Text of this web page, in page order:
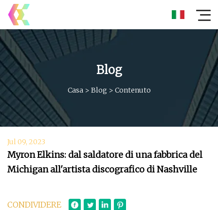
Blog
Casa > Blog > Contenuto
Jul 09, 2023
Myron Elkins: dal saldatore di una fabbrica del
Michigan all'artista discografico di Nashville
CONDIVIDERE